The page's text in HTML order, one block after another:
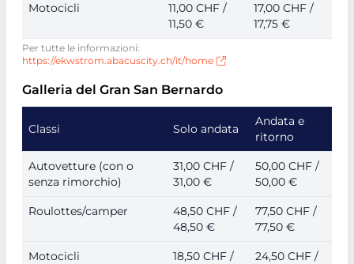
Per tutte le informazioni:
https://ekwstrom.abacuscity.ch/it/home
Motocicli
11,00 CHF /
11,50 €
17,00 CHF /
17,75 €
Galleria del Gran San Bernardo
Classi Solo andata
Andata e
ritorno
Autovetture (con o
senza rimorchio)
31,00 CHF /
31,00 €
50,00 CHF /
50,00 €
Roulottes/camper
48,50 CHF /
48,50 €
77,50 CHF /
77,50 €
Motocicli
18,50 CHF /
24,50 CHF /